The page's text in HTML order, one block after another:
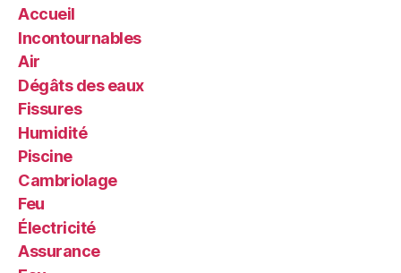
Accueil
Incontournables
Air
Dégâts des eaux
Fissures
Humidité
Piscine
Cambriolage
Feu
Électricité
Assurance